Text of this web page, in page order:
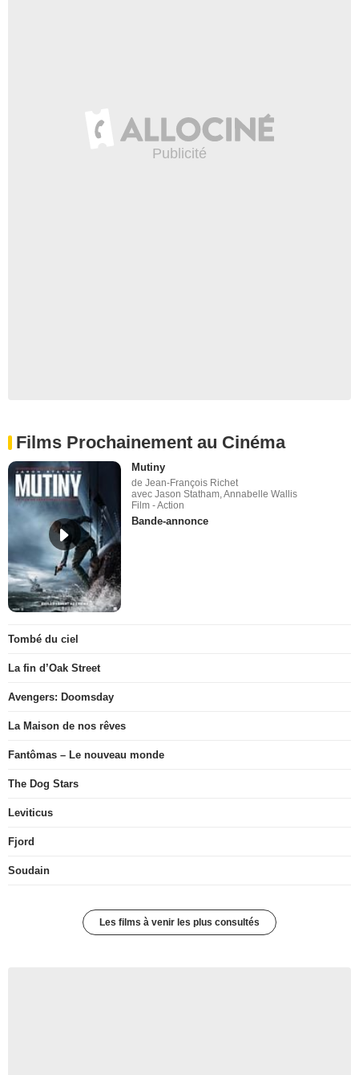
Films Prochainement au Cinéma
Mutiny
de Jean-François Richet
avec Jason Statham, Annabelle Wallis
Film - Action
Bande-annonce
Tombé du ciel
La fin d’Oak Street
Avengers: Doomsday
La Maison de nos rêves
Fantômas – Le nouveau monde
The Dog Stars
Leviticus
Fjord
Soudain
Les films à venir les plus consultés